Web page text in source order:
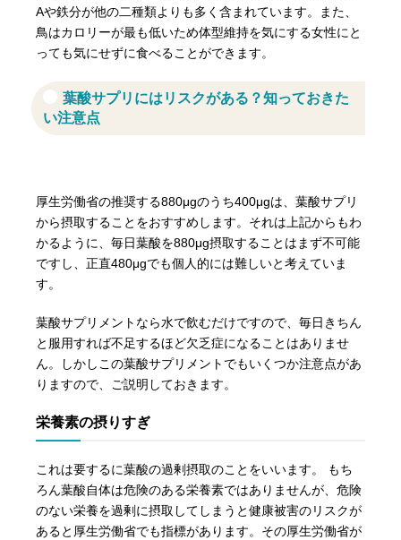
Aや鉄分が他の二種類よりも多く含まれています。また、
鳥はカロリーが最も低いため体型維持を気にする女性にと
っても気にせずに食べることができます。
葉酸サプリにはリスクがある？知っておきた
い注意点
厚生労働省の推奨する880μgのうち400μgは、葉酸サプリ
から摂取することをおすすめします。それは上記からもわ
かるように、毎日葉酸を880μg摂取することはまず不可能
ですし、正直480μgでも個人的には難しいと考えていま
す。
葉酸サプリメントなら水で飲むだけですので、毎日きちん
と服用すれば不足するほど欠乏症になることはありませ
ん。しかしこの葉酸サプリメントでもいくつか注意点があ
りますので、ご説明しておきます。
栄養素の摂りすぎ
これは要するに葉酸の過剰摂取のことをいいます。 もち
ろん葉酸自体は危険のある栄養素ではありませんが、危険
のない栄養を過剰に摂取してしまうと健康被害のリスクが
あると厚生労働省でも指標があります。その厚生労働省が